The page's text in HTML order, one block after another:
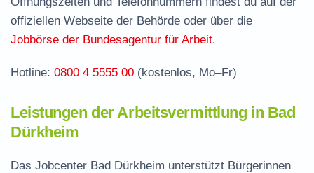
Häufige Fragen rund ums Jobcenter
offiziellen Webseite der Behörde oder über die
Jobbörse der Bundesagentur für Arbeit.
Hotline: 0800 4 5555 00 (kostenlos, Mo–Fr)
Leistungen der Arbeitsvermittlung in Bad
Dürkheim
Das Jobcenter Bad Dürkheim unterstützt Bürgerinnen